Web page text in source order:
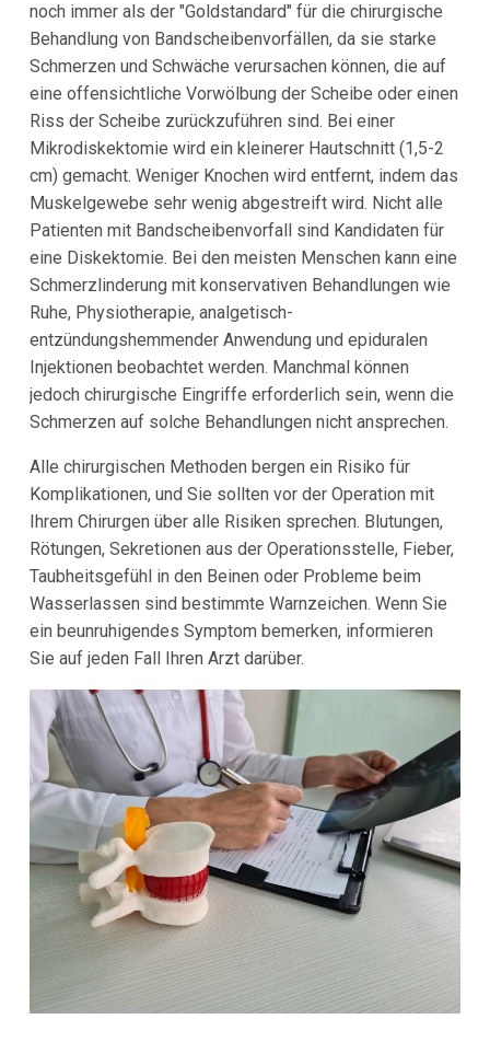
noch immer als der "Goldstandard" für die chirurgische
Behandlung von Bandscheibenvorfällen, da sie starke
Schmerzen und Schwäche verursachen können, die auf
eine offensichtliche Vorwölbung der Scheibe oder einen
Riss der Scheibe zurückzuführen sind. Bei einer
Mikrodiskektomie wird ein kleinerer Hautschnitt (1,5-2
cm) gemacht. Weniger Knochen wird entfernt, indem das
Muskelgewebe sehr wenig abgestreift wird. Nicht alle
Patienten mit Bandscheibenvorfall sind Kandidaten für
eine Diskektomie. Bei den meisten Menschen kann eine
Schmerzlinderung mit konservativen Behandlungen wie
Ruhe, Physiotherapie, analgetisch-
entzündungshemmender Anwendung und epiduralen
Injektionen beobachtet werden. Manchmal können
jedoch chirurgische Eingriffe erforderlich sein, wenn die
Schmerzen auf solche Behandlungen nicht ansprechen.
Alle chirurgischen Methoden bergen ein Risiko für
Komplikationen, und Sie sollten vor der Operation mit
Ihrem Chirurgen über alle Risiken sprechen. Blutungen,
Rötungen, Sekretionen aus der Operationsstelle, Fieber,
Taubheitsgefühl in den Beinen oder Probleme beim
Wasserlassen sind bestimmte Warnzeichen. Wenn Sie
ein beunruhigendes Symptom bemerken, informieren
Sie auf jeden Fall Ihren Arzt darüber.